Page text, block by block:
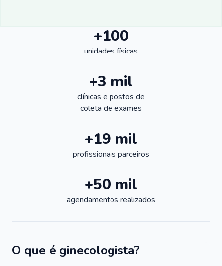
+100
unidades físicas
+3 mil
clínicas e postos de
coleta de exames
+19 mil
profissionais parceiros
+50 mil
agendamentos realizados
O que é ginecologista?